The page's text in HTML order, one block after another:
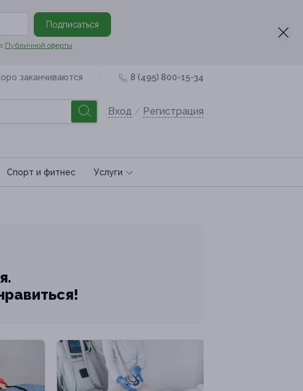
Подписаться
Публичной оферты
заканчиваются 8 (495) 800-15-34
Вход / Регистрация
Спoрт и фитнес Услуги